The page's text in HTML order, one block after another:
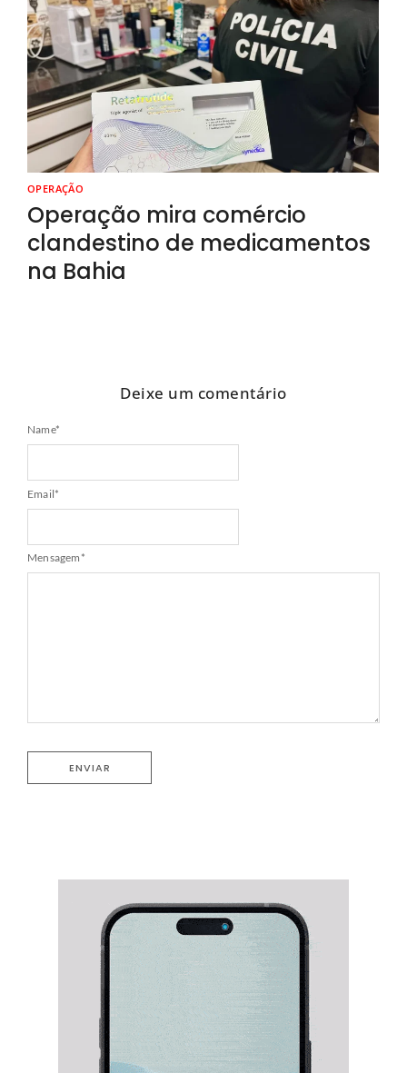
OPERAÇÃO
Operação mira comércio
clandestino de medicamentos
na Bahia
Deixe um comentário
Name*
Email*